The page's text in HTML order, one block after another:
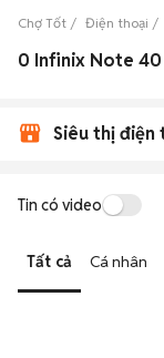
Chợ Tốt Điện thoại
Siêu thị điện
Tin có video
Tất cả Cá nhân